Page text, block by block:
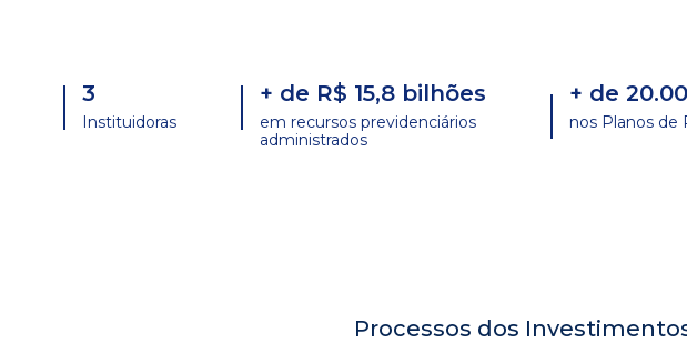
3
Instituidoras
+ de R$ 15,8 bilhões
em recursos previdenciários
administrados
+ de
nos Planos de
Processos dos